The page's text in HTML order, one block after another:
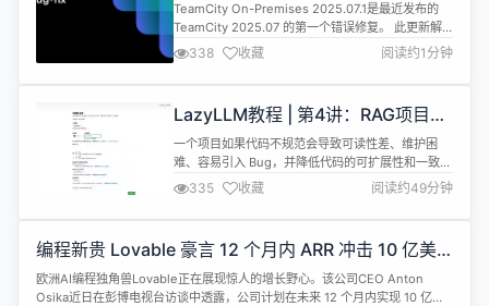
TeamCity On-Premises 2025.07.1是最近发布的
TeamCity 2025.07 的第一个错误修复。 此更新解
决了大量问题，包括： Commit status publisher在
使用参数而非原始值指定身份验证设置时会抛出异
常； 如果使用多个身份验证模块，用户配置文件可能
会显示已连接不正确的 OAuth 帐户； IIS 代理后面
的 ...
338 收藏 阅读约1分钟
LazyLLM教程 | 第4讲：RAG项目工
程化入门：从脚本走向模块化与可维
护性
一个项目如果代码不规范会导致可读性差、维护困
难、容易引入 Bug，并降低代码的可扩展性和一致
性。在团队协作中，不统一的风格会增加合并冲突，
影响开发效率。此外，代码不规范可能导致测试困
难，影响 CI/CD 流程，甚至带来安全隐患。 本教程
化为规范的工程项目，涵盖 Git版本管理、代码规范
检查、单元测试、CI...
335 收藏 阅读约49分钟
编程新贵 Lovable 豪言 12 个月内 ARR 冲击 10 亿美
元
欧洲AI编程独角兽Lovable正在展现惊人的增长野心。该公司CEO Anton
Osika近日在彭博电视台访谈中透露，公司计划在未来 12 个月内实现 10 亿美